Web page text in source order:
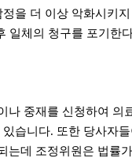
을 더 이상 악화시키지
일체의 청구를 포기한
중재를 신청하여 의
습니다. 또한 당사자
는데 조정위원은 법률